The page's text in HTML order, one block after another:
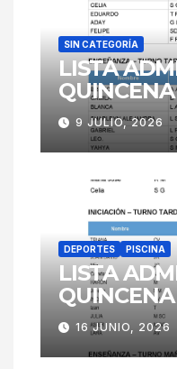
SIN CATEGORÍA
LISTA
9 JULIO, 2026
DEPORTES PISCINA
LISTA
16 JUNIO, 2026